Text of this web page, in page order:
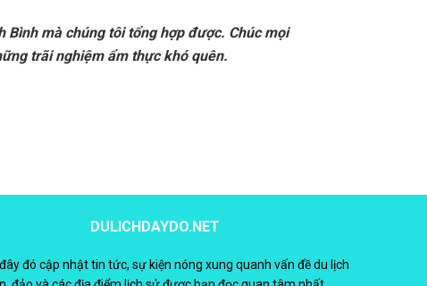
Bình mà chúng tôi tổng hợp được. Chúc mọi
trãi nghiệm ẩm thực khó quên.
DULICHDAYDO.NET
đó cập nhật tin tức, sự kiện nóng xung quanh vấn đề du lịch